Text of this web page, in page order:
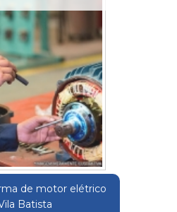
de motor elétrico
Batista